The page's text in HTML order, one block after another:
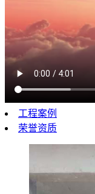
工程案例
荣誉资质